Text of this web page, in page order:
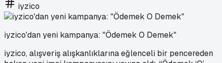
iyzico
iyzico'dan yeni kampanya: "Ödemek O Demek"
iyzico, alışveriş alışkanlıklarına eğlenceli bir pencereden